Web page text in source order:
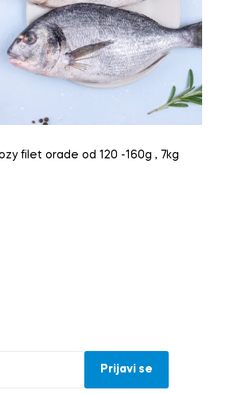
filet orade od 120 -160g , 7kg